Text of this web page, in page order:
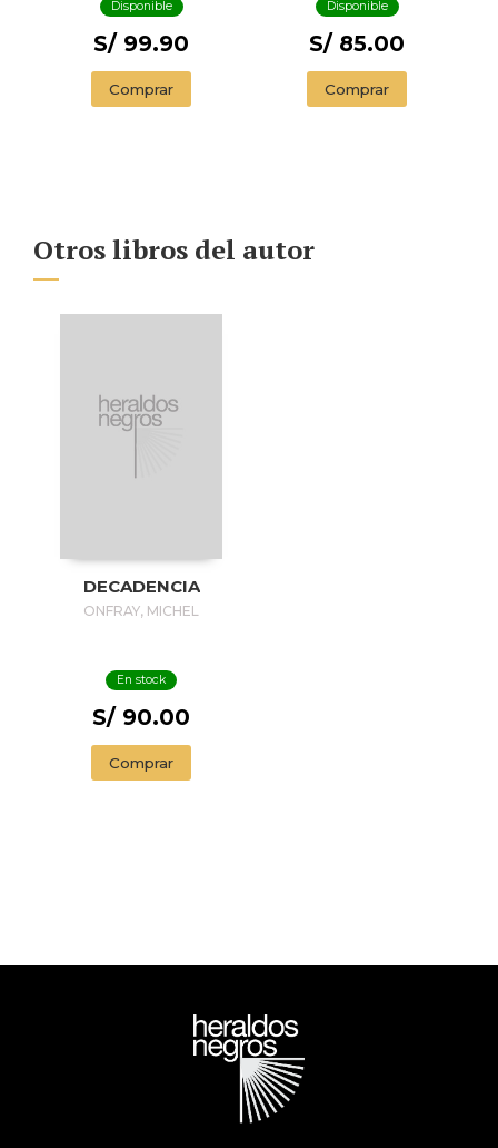
Disponible
S/ 99.90
Comprar
Disponible
S/ 85.00
Comprar
Otros libros del autor
DECADENCIA
ONFRAY, MICHEL
En stock
S/ 90.00
Comprar